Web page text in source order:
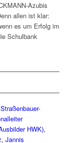
Azubis
allen ist klar:
es um Erfolg im
Schulbank